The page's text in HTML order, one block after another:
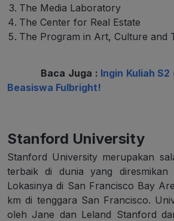
The Media Laboratory
The Center for Real Estate
The Program in Art, Culture and
Baca Juga : Ingin Kuliah
Beasiswa Fulbright!
Stanford University
Stanford University merupakan
terbaik di dunia yang diresmikan
Lokasinya di San Francisco Bay
km di tenggara San Francisco.
oleh Jane dan Leland Stanford